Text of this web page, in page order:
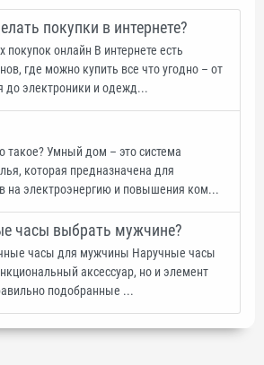
покупки в интернете?
онлайн В интернете есть
где можно купить все что угодно – от
до электроники и одежд...
такое? Умный дом – это система
которая предназначена для
на электроэнергию и повышения ком...
часы выбрать мужчине?
часы для мужчины Наручные часы
аксессуар, но и элемент
подобранные ...